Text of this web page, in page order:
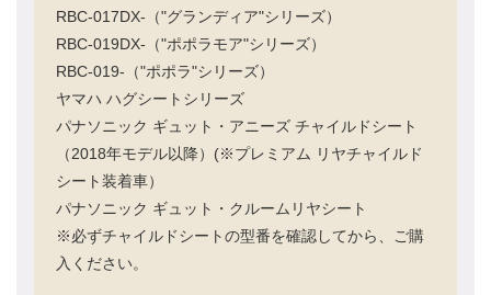
RBC-017DX-（"グランディア"シリーズ）
RBC-019DX-（"ポポラモア"シリーズ）
RBC-019-（"ポポラ"シリーズ）
ヤマハ ハグシートシリーズ
パナソニック ギュット・アニーズ チャイルドシート
（2018年モデル以降）(※プレミアム リヤチャイルド
シート装着車）
パナソニック ギュット・クルームリヤシート
※必ずチャイルドシートの型番を確認してから、ご購
入ください。